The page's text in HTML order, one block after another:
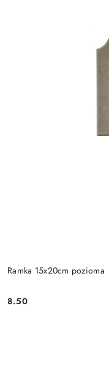
Ramka 15x20cm pozioma
Cena:
8.50